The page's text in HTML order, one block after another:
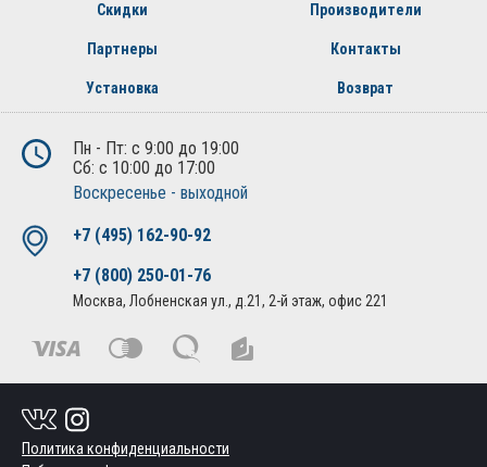
Скидки Производители
Партнеры Контакты
Установка Возврат
Пн - Пт: с 9:00 до 19:00
Сб: с 10:00 до 17:00
Воскресенье - выходной
+7 (495) 162-90-92
+7 (800) 250-01-76
Москва, Лобненская ул., д.21, 2-й этаж, офис 221
Политика конфиденциальности